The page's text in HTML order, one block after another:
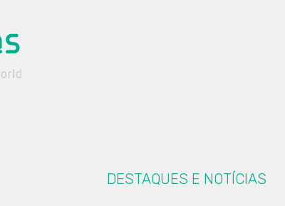
DESTAQUES E NOTÍCIAS